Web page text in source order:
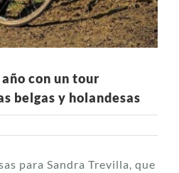
con un tour
belgas y holandesas
para Sandra Trevilla, que